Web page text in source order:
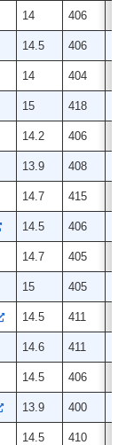
14 406
14.5 406
14 404
15 418
14.2 406
13.9 408
14.7 415
14.5 406
14.7 405
15 405
14.5 411
14.6 411
14.5 406
13.9 400
14.5 410